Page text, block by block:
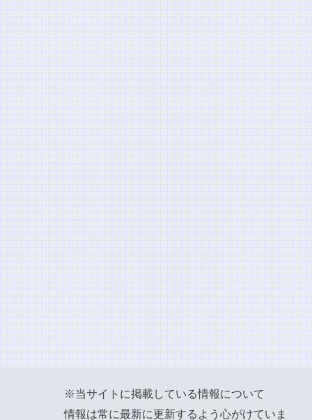
※当サイトに掲載している情報について
情報は常に最新に更新するよう心がけていま